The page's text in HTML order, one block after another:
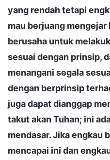
yang rendah tetapi
mau berjuang mengejar
berusaha untuk
sesuai dengan prinsip,
menangani segala
dengan berprinsip
juga dapat dianggap
takut akan Tuhan; ini
mendasar. Jika engkau
mencapai ini dan